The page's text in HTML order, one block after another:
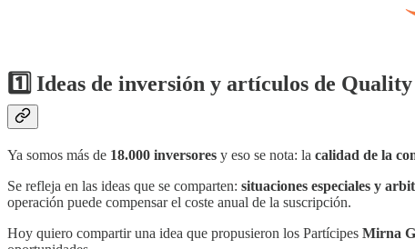
1️⃣ Ideas de inversión y artículos de
Ya somos más de 18.000 inversores y eso se nota: la calidad de la
Se refleja en las ideas que se comparten: situaciones especiales y
operación puede compensar el coste anual de la suscripción.
Hoy quiero compartir una idea que propusieron los Partícipes Mirna